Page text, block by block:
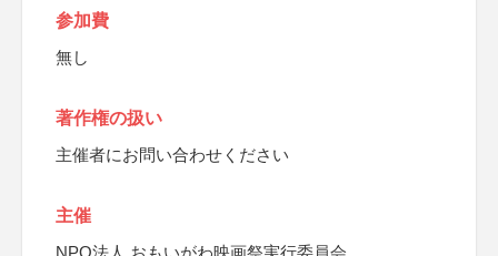
参加費
無し
著作権の扱い
主催者にお問い合わせください
主催
NPO法人 おもいがわ映画祭実行委員会